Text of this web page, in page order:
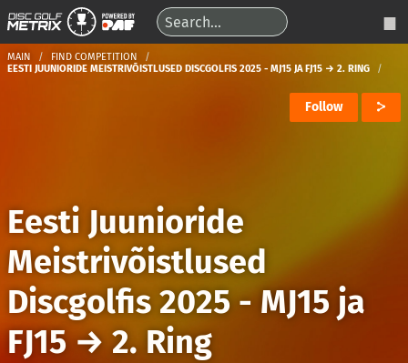
MAIN
FIND COMPETITION
EESTI JUUNIORIDE MEISTRIVÕISTLUSED DISCGOLFIS 2025 - MJ15 JA FJ15 → 2. RING
Follow
Eesti Juunioride
Meistrivõistlused
Discgolfis 2025 - MJ15 ja
FJ15→2. Ring